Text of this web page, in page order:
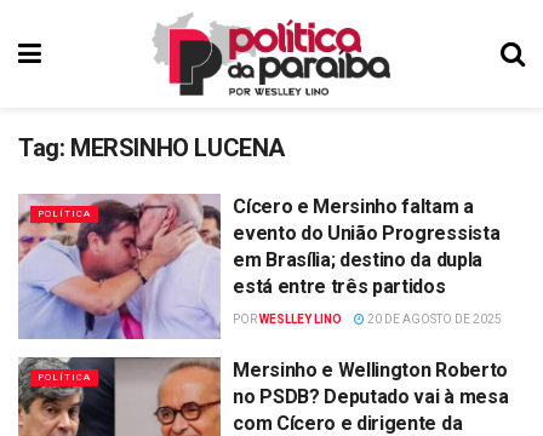
Tag: MERSINHO LUCENA
POLÍTICA
Cícero e Mersinho faltam a
evento do União Progressista
em Brasília; destino da dupla
está entre três partidos
PORWESLLEY LINO 20 DE AGOSTO DE 2025
POLÍTICA
Mersinho e Wellington Roberto
no PSDB? Deputado vai à mesa
com Cícero e dirigente da